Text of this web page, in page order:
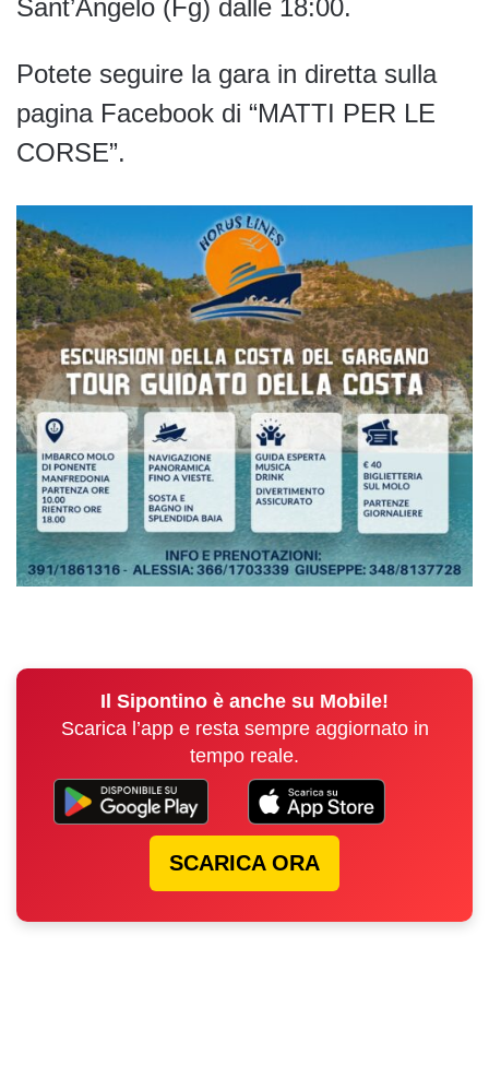
Sant’Angelo (Fg) dalle 18:00.
Potete seguire la gara in diretta sulla
pagina Facebook di “MATTI PER LE
CORSE”.
Il Sipontino è anche su Mobile!
Scarica l’app e resta sempre aggiornato in
tempo reale.
SCARICA ORA